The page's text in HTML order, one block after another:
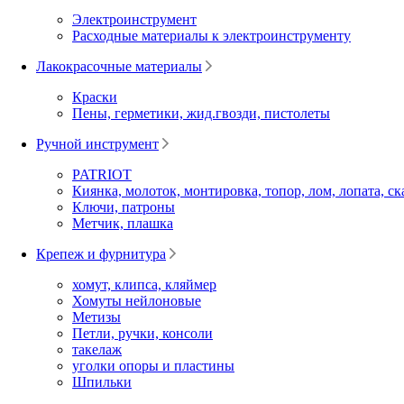
Электроинструмент
Расходные материалы к электроинструменту
Лакокрасочные материалы
Краски
Пены, герметики, жид.гвозди, пистолеты
Ручной инструмент
PATRIOT
Киянка, молоток, монтировка, топор, лом, лопата,
Ключи, патроны
Метчик, плашка
Крепеж и фурнитура
хомут, клипса, кляймер
Хомуты нейлоновые
Метизы
Петли, ручки, консоли
такелаж
уголки опоры и пластины
Шпильки